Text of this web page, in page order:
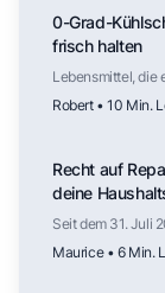
Tür.
0-Grad-
frisch halten
Lebensmittel, die
Robert • 10 Min.
Recht auf
deine
Seit dem 31. Juli
Haushaltsgeräte
Maurice • 6 Min.